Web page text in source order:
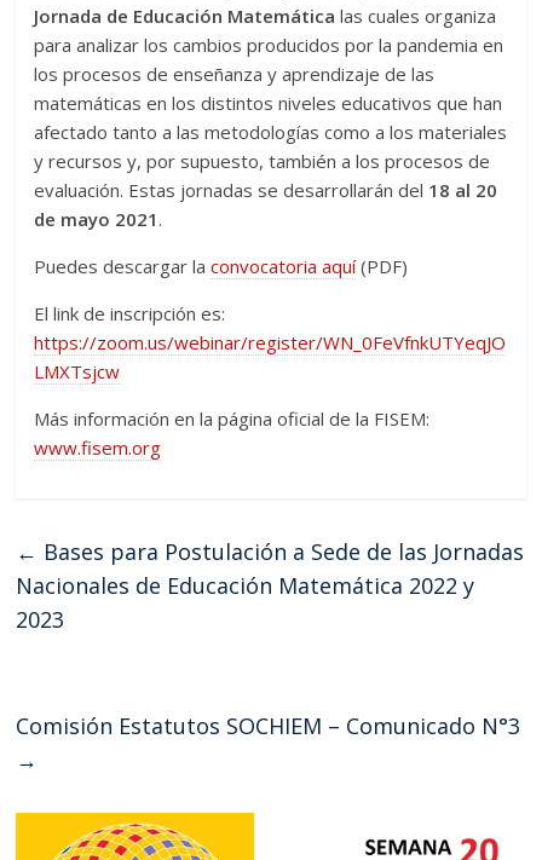
Jornada de Educación Matemática las cuales organiza
para analizar los cambios producidos por la pandemia en
los procesos de enseñanza y aprendizaje de las
matemáticas en los distintos niveles educativos que han
afectado tanto a las metodologías como a los materiales
y recursos y, por supuesto, también a los procesos de
evaluación. Estas jornadas se desarrollarán del 18 al 20
de mayo 2021 .
Puedes descargar laconvocatoria aquí(PDF)
El link de inscripción es:
https://zoom.us/webinar/register/WN_0FeVfnkUTYeqJO
LMXTsjcw
Más información en la página oficial de la FISEM:
www.fisem.org
← Bases para Postulación a Sede de las Jornadas
Nacionales de Educación Matemática 2022 y
2023
Comisión Estatutos SOCHIEM – Comunicado N°3
→